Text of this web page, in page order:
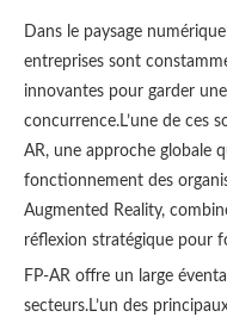
Dans le paysage
entreprises sont
innovantes pour garder
concurrence.L’une de ces
AR, une approche globale
fonctionnement des
Augmented Reality,
réflexion stratégique pour
FP-AR offre un large
secteurs.L’un des